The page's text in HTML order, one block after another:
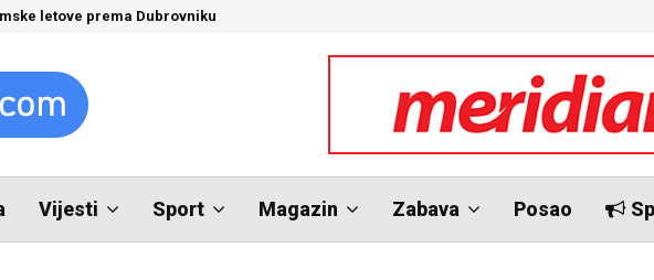
letove prema Dubrovniku
Vijesti Sport Magazin Zabava Posao